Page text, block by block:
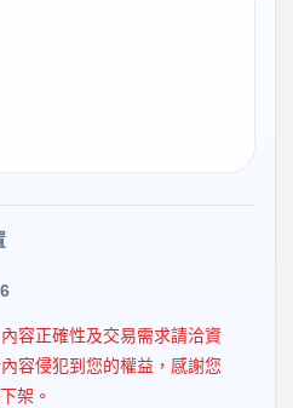
容正確性及交易需求請洽資
容侵犯到您的權益，感謝您
架。